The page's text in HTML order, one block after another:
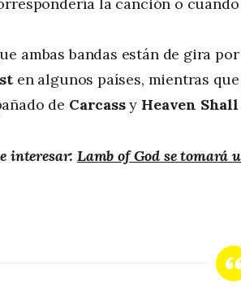
ambas bandas están de gira
en algunos países, mientras que
de Carcassy Heaven
interesar: Lamb of God se tomará